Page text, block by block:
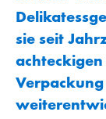
sie seit